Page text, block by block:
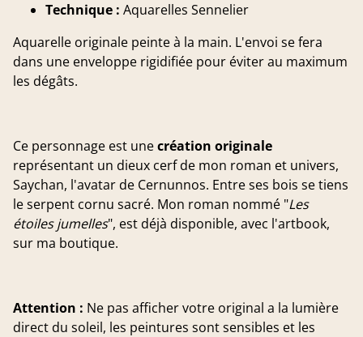
Technique : Aquarelles Sennelier
Aquarelle originale peinte à la main. L'envoi se fera
dans une enveloppe rigidifiée pour éviter au maximum
les dégâts.
Ce personnage est unecréation originale
représentant un dieux cerf de mon roman et univers,
Saychan, l'avatar de Cernunnos. Entre ses bois se tiens
le serpent cornu sacré. Mon roman nommé "Les
étoiles jumelles", est déjà disponible, avec l'artbook,
sur ma boutique.
Attention : Ne pas afficher votre original a la lumière
direct du soleil, les peintures sont sensibles et les